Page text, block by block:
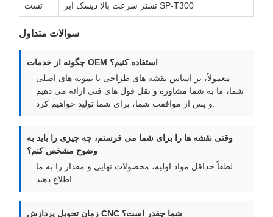
تست
تستر سرعت بالا دیسک ابر SP-T300
سوالات متداول
چگونه از خدمات OEM استفاده کنیم؟
معمولاً، بر اساس نقشه های طراحی یا نمونه های اصلی
شما، ما به شما مشاوره و نقل قول های فنی ارائه می دهیم
وقتی نقشه ها را برای شما می فرستم، چه چیزی را باید به
وضوح مشخص کنم؟
لطفاً حداقل مواد اولیه، محصولات نهایی و مقدار را به ما
زمان تحویل پردازش CNC شما چقدر است؟